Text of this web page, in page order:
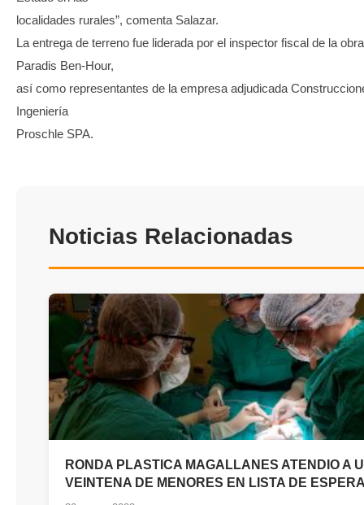
localidades rurales”, comenta Salazar.
La entrega de terreno fue liderada por el inspector fiscal de la
Paradis Ben-Hour,
así como representantes de la empresa adjudicada
Ingeniería
Proschle SPA.
Noticias Relacionadas
RONDA PLASTICA MAGALLANES ATENDIO A
VEINTENA DE MENORES EN LISTA DE